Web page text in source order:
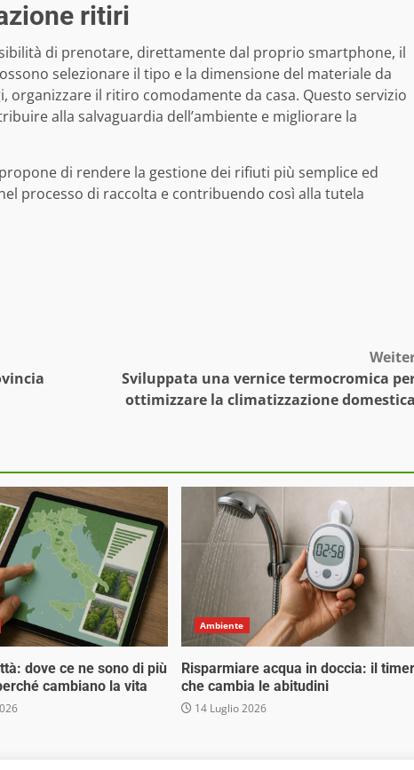
ritiri
di prenotare, direttamente dal proprio smartphone, il
selezionare il tipo e la dimensione del materiale da
organizzare il ritiro comodamente da casa. Questo servizio
alla salvaguardia dell’ambiente e migliorare la
di rendere la gestione dei rifiuti più semplice ed
processo di raccolta e contribuendo così alla tutela
Sviluppata una vernice termocromica
ottimizzare la climatizzazione
dove ce ne sono di più
cambiano la vita
Ambiente
Risparmiare acqua in doccia: il timer
che cambia le abitudini
14 Luglio 2026